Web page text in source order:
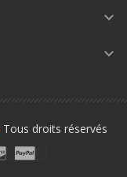
expand_more
expand_more
Tous droits réservés